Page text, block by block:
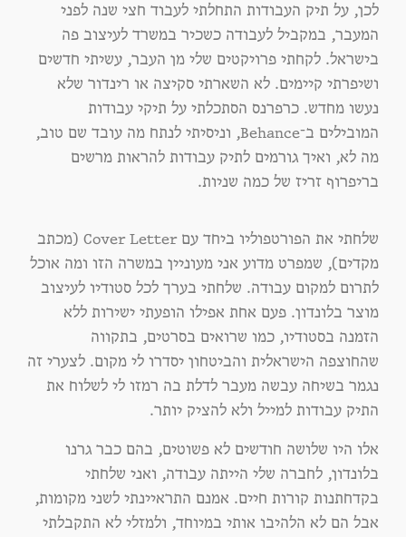
לכן, על תיק העבודות התחלתי לעבוד חצי שנה לפני
המעבר, במקביל לעבודה כשכיר במשרד לעיצוב פה
בישראל. לקחתי פרויקטים שלי מן העבר, עשיתי חדשים
ושיפרתי קיימים. לא השארתי סקיצה או רינדור שלא
נעשו מחדש. כרפרנס הסתכלתי על תיקי עבודות
המובילים ב־Behance, וניסיתי לנתח מה עובד שם טוב,
מה לא, ואיך גורמים לתיק עבודות להראות מרשים
בריפרוף זריז של כמה שניות.
שלחתי את הפורטפוליו ביחד עם Cover Letter (מכתב
מקדים), שמפרט מדוע אני מעוניין במשרה הזו ומה אוכל
לתרום למקום עבודה. שלחתי בערך לכל סטודיו לעיצוב
מוצר בלונדון. פעם אחת אפילו הופעתי ישירות ללא
הזמנה בסטודיו, כמו שרואים בסרטים, בתקווה
שהחוצפה הישראלית והביטחון יסדרו לי מקום. לצערי זה
נגמר בשיחה עבשה מעבר לדלת בה רמזו לי לשלוח את
התיק עבודות למייל ולא להציק יותר.
אלו היו שלושה חודשים לא פשוטים, בהם כבר גרנו
בלונדון, לחברה שלי הייתה עבודה, ואני שלחתי
בקדחתנות קורות חיים. אמנם התראיינתי לשני מקומות,
אבל הם לא הלהיבו אותי במיוחד, ולמזלי לא התקבלתי